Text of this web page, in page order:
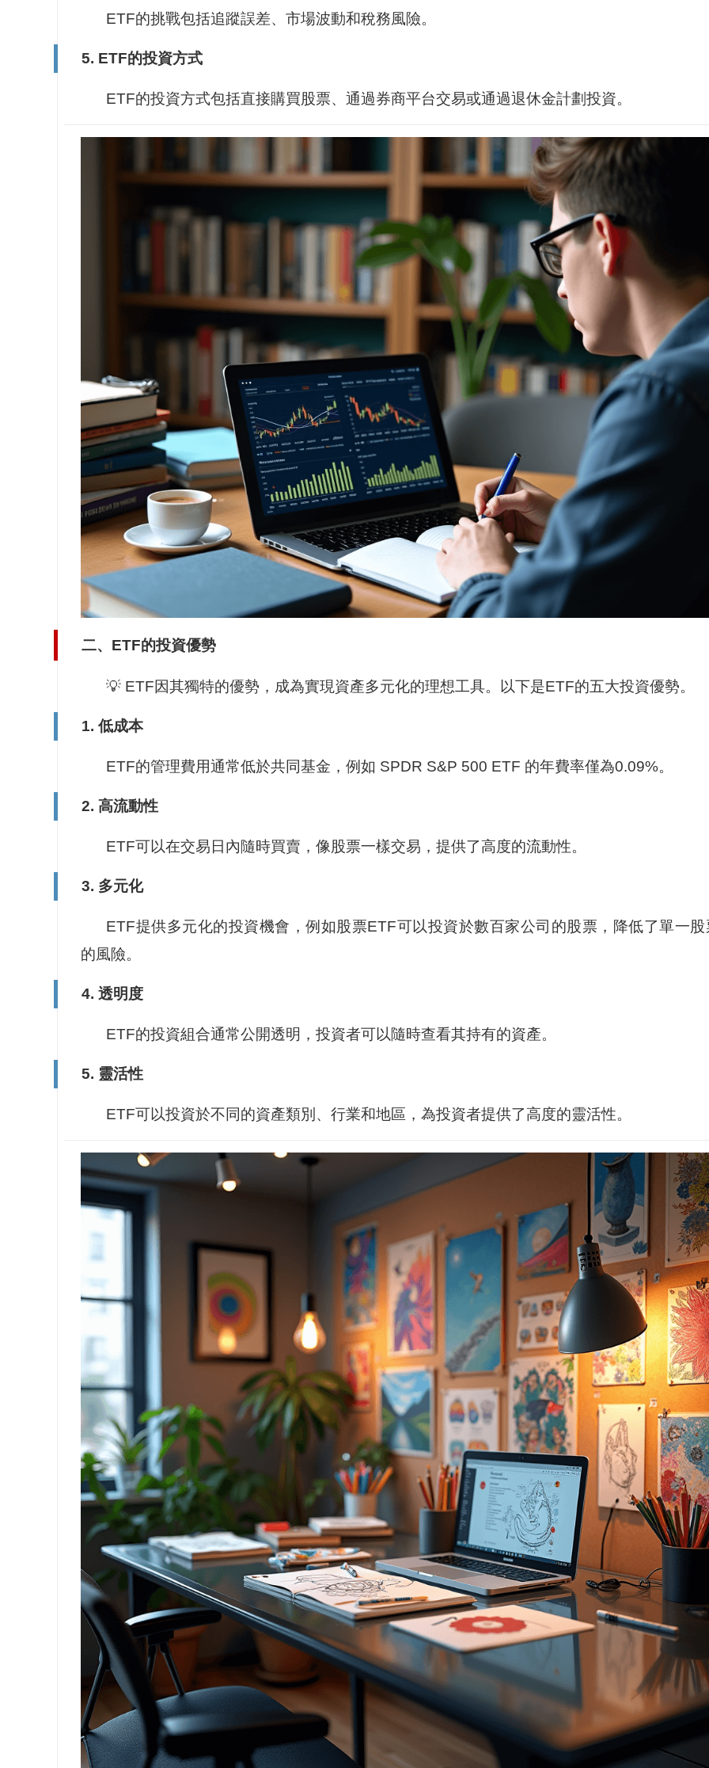
ETF的挑戰包括追蹤誤差、市場波動和稅務風險。
5. ETF的投資方式
ETF的投資方式包括直接購買股票、通過券商平台交易或通過退休金計劃投資。
二、ETF的投資優勢
💡 ETF因其獨特的優勢，成為實現資產多元化的理想工具。以下是ETF的五大投資優勢。
1. 低成本
ETF的管理費用通常低於共同基金，例如 SPDR S&P 500 ETF 的年費率僅為0.09%。
2. 高流動性
ETF可以在交易日內隨時買賣，像股票一樣交易，提供了高度的流動性。
3. 多元化
ETF提供多元化的投資機會，例如股票ETF可以投資於數百家公司的股票，降低了單一股
的風險。
4. 透明度
ETF的投資組合通常公開透明，投資者可以隨時查看其持有的資產。
5. 靈活性
ETF可以投資於不同的資產類別、行業和地區，為投資者提供了高度的靈活性。